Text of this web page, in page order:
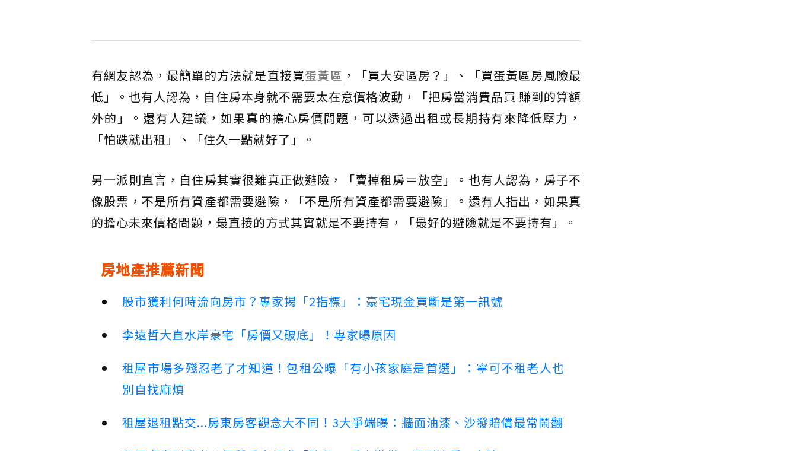
有網友認為，最簡單的方法就是直接買蛋黃區 ，「買大安區房？」、「買蛋黃區房風險最
低」。也有人認為，自住房本身就不需要太在意價格波動，「把房當消費品買 賺到的算額
外的」。還有人建議，如果真的擔心房價問題，可以透過出租或長期持有來降低壓力，
「怕跌就出租」、「住久一點就好了」。
另一派則直言，自住房其實很難真正做避險，「賣掉租房＝放空」。也有人認為，房子不
像股票，不是所有資產都需要避險，「不是所有資產都需要避險」。還有人指出，如果真
的擔心未來價格問題，最直接的方式其實就是不要持有，「最好的避險就是不要持有」。
房地產推薦新聞
股市獲利何時流向房市？專家揭「2指標」：豪宅現金買斷是第一訊號
李遠哲大直水岸豪宅「房價又破底」！專家曝原因
租屋市場多殘忍老了才知道！包租公曝「有小孩家庭是首選」：寧可不租老人也
別自找麻煩
租屋退租點交...房東房客觀念大不同！3大爭端曝：牆面油漆、沙發賠償最常鬧翻